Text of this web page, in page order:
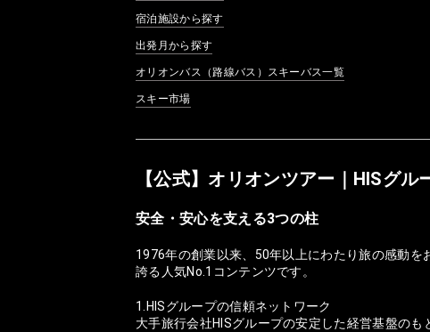
宿泊施設から探す
出発月から探す
オリオンバス（路線バス）スキーバス一覧
スキー市場
【公式】オリオンツアー｜HISグ
安全・安心を支える3つの柱
1976年の創業以来、50年以上にわたり旅の感動
誇る人気No.1コンテンツです。
1.HISグループの信頼ネットワーク
大手旅行会社HISグループの安定した経営基盤のも